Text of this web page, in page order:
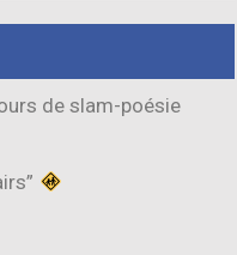
de slam-poésie